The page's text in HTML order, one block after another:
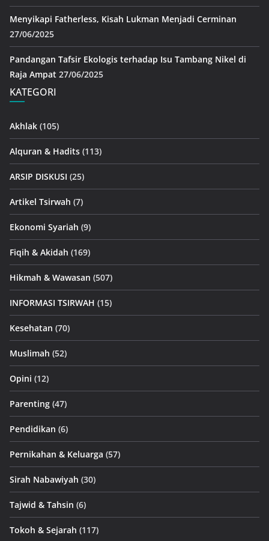
Menyikapi Fatherless, Kisah Lukman Menjadi Cerminan
27/06/2025
Pandangan Tafsir Ekologis terhadap Isu Tambang Nikel di
Raja Ampat 27/06/2025
KATEGORI
Akhlak (105)
Alquran & Hadits (113)
ARSIP DISKUSI (25)
Artikel Tsirwah (7)
Ekonomi Syariah (9)
Fiqih & Akidah (169)
Hikmah & Wawasan (507)
INFORMASI TSIRWAH (15)
Kesehatan (70)
Muslimah (52)
Opini (12)
Parenting (47)
Pendidikan (6)
Pernikahan & Keluarga (57)
Sirah Nabawiyah (30)
Tajwid & Tahsin (6)
Tokoh & Sejarah (117)